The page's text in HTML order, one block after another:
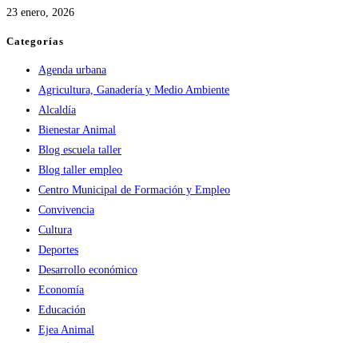
23 enero, 2026
Categorías
Agenda urbana
Agricultura, Ganadería y Medio Ambiente
Alcaldía
Bienestar Animal
Blog escuela taller
Blog taller empleo
Centro Municipal de Formación y Empleo
Convivencia
Cultura
Deportes
Desarrollo económico
Economía
Educación
Ejea Animal